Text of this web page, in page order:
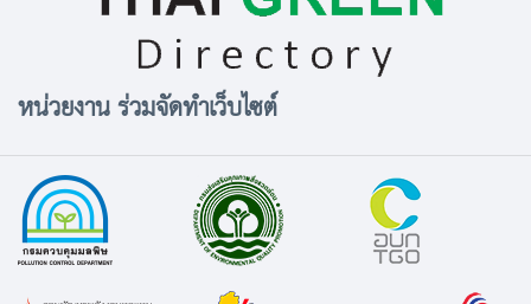
หน่วยงาน ร่วมจัดทำเว็บไซต์